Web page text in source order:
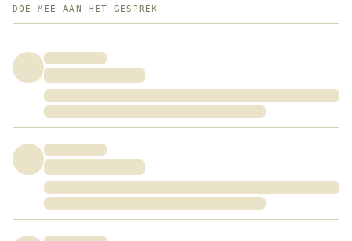
DOE MEE AAN HET GESPREK